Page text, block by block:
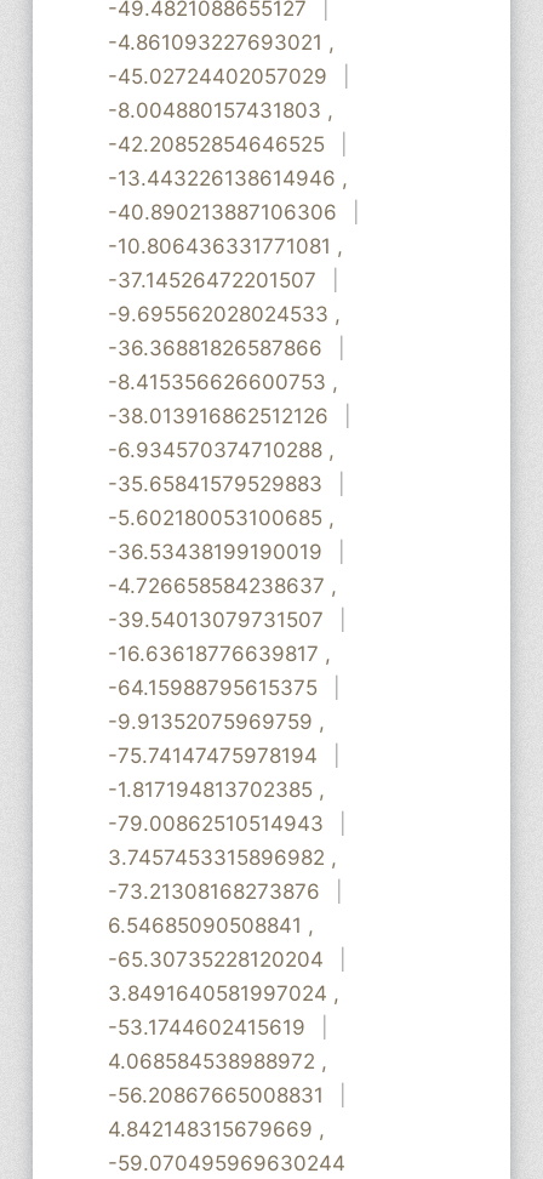
-49.4821088655127
-4.861093227693021 ,
-45.02724402057029
-8.004880157431803 ,
-42.20852854646525
-13.443226138614946 ,
-40.890213887106306
-10.806436331771081 ,
-37.14526472201507
-9.695562028024533 ,
-36.36881826587866
-8.415356626600753 ,
-38.013916862512126
-6.934570374710288 ,
-35.65841579529883
-5.602180053100685 ,
-36.53438199190019
-4.726658584238637 ,
-39.54013079731507
-16.63618776639817 ,
-64.15988795615375
-9.91352075969759 ,
-75.74147475978194
-1.817194813702385 ,
-79.00862510514943
3.7457453315896982 ,
-73.21308168273876
6.54685090508841 ,
-65.30735228120204
3.8491640581997024 ,
-53.1744602415619
4.068584538988972 ,
-56.20867665008831
4.842148315679669 ,
-59.070495969630244